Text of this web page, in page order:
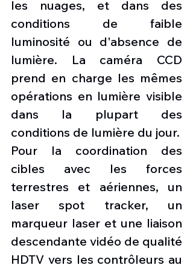
les nuages, et dans des
conditions de faible
luminosité ou d'absence de
lumière. La caméra CCD
prend en charge les mêmes
opérations en lumière visible
dans la plupart des
conditions de lumière du jour.
Pour la coordination des
cibles avec les forces
terrestres et aériennes, un
laser spot tracker, un
marqueur laser et une liaison
descendante vidéo de qualité
HDTV vers les contrôleurs au